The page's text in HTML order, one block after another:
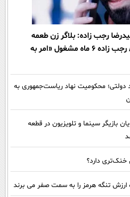
رجب زاده: بلاگر زن طعمه
کشاندن مداح به قرار مرگ/ رجب زاده 6 ماه مشغول «امر به
دولتی؛ محکومیت نهاد ریاست‌جمهوری به
بازیگر سینما و تلویزیون در قطعه
خنک‌تری دارد؟